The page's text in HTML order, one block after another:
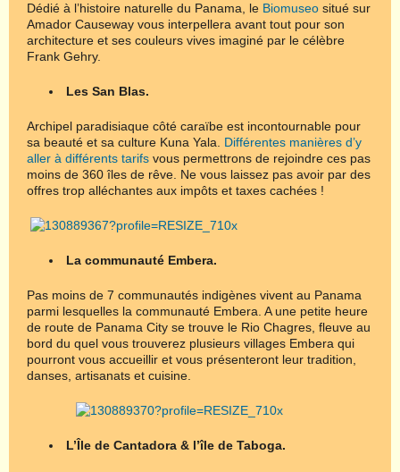
Dédié à l’histoire naturelle du Panama, le Biomuseo situé sur
Amador Causeway vous interpellera avant tout pour son
architecture et ses couleurs vives imaginé par le célèbre
Frank Gehry.
Les San Blas.
Archipel paradisiaque côté caraïbe est incontournable pour
sa beauté et sa culture Kuna Yala. Différentes manières d’y
aller à différents tarifs vous permettrons de rejoindre ces pas
moins de 360 îles de rêve. Ne vous laissez pas avoir par des
offres trop alléchantes aux impôts et taxes cachées !
La communauté Embera.
Pas moins de 7 communautés indigènes vivent au Panama
parmi lesquelles la communauté Embera. A une petite heure
de route de Panama City se trouve le Rio Chagres, fleuve au
bord du quel vous trouverez plusieurs villages Embera qui
pourront vous accueillir et vous présenteront leur tradition,
danses, artisanats et cuisine.
L’Île de Cantadora & l’île de Taboga.